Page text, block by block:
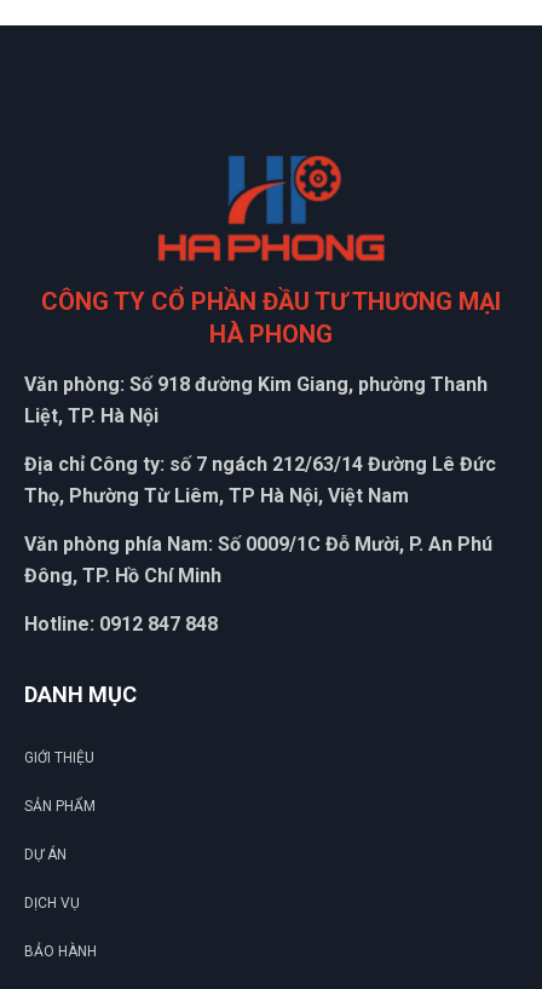
CÔNG TY CỔ PHẦN ĐẦU TƯ THƯƠNG MẠI
HÀ PHONG
Văn phòng: Số 918 đường Kim Giang, phường Thanh
Liệt, TP. Hà Nội
Địa chỉ Công ty: số 7 ngách 212/63/14 Đường Lê Đức
Thọ, Phường Từ Liêm, TP Hà Nội, Việt Nam
Văn phòng phía Nam: Số 0009/1C Đỗ Mười, P. An Phú
Đông, TP. Hồ Chí Minh
Hotline: 0912 847 848
DANH MỤC
GIỚI THIỆU
SẢN PHẨM
DỰ ÁN
DỊCH VỤ
BẢO HÀNH